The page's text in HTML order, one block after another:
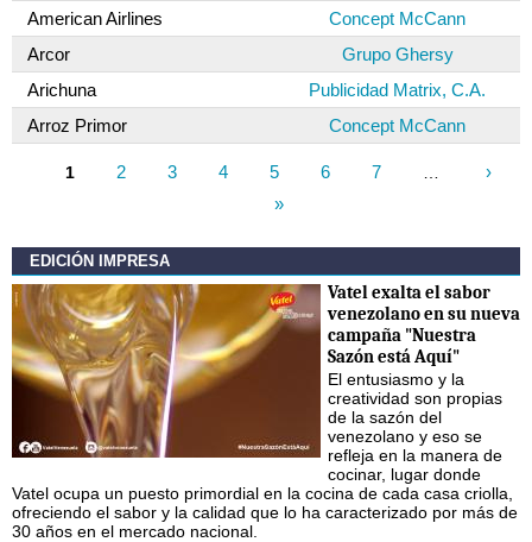
American Airlines
Concept McCann
Arcor
Grupo Ghersy
Arichuna
Publicidad Matrix, C.A.
Arroz Primor
Concept McCann
1 2 3 4 5 6 7
›
»
EDICIÓN IMPRESA
Vatel exalta el sabor
venezolano en su nueva
campaña "Nuestra
Sazón está Aquí"
El entusiasmo y la
creatividad son propias
de la sazón del
venezolano y eso se
refleja en la manera de
cocinar, lugar donde
Vatel ocupa un puesto primordial en la cocina de cada casa criolla,
ofreciendo el sabor y la calidad que lo ha caracterizado por más de
30 años en el mercado nacional.